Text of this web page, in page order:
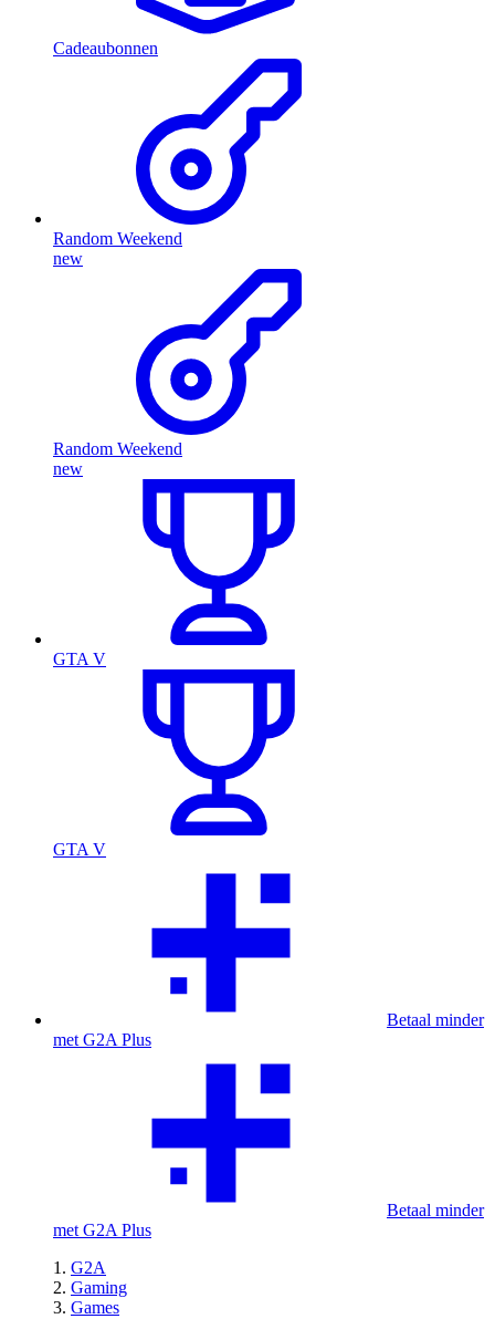
Cadeaubonnen
Random Weekend
new
Random Weekend
new
GTA V
GTA V
Betaal minder
met G2A Plus
Betaal minder
met G2A Plus
G2A
Gaming
Games